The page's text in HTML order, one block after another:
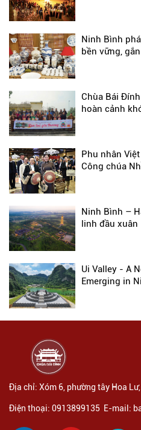
Ninh Bình
bền vững,
Chùa Bái
hoàn cảnh
Phu nhân
Công chúa
Ninh Bình –
linh đầu xuân
Ui Valley - A
Emerging in
Địa chỉ: Xóm 6, phường tây Hoa
Điện thoại: 0913899135 E-mail: